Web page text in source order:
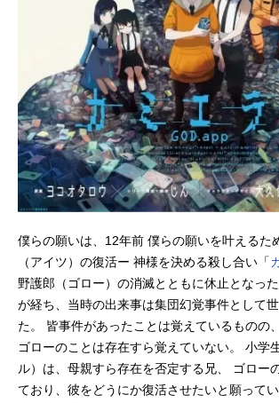
僕らの願いは、12年前 僕らの願いを叶えるた
（アイツ）の復活ー 神様を決める殺し合い「
野護郎（ゴロー）の消滅とともに休止となっ
が経ち、当時の出来事は集団幻覚事件として
た。 皆事件があったことは覚えているものの
ゴローのことは存在すら覚えていない。 小学
ル）は、母親すら存在を否定する兄、 ゴロー
ており、彼をどうにか復活させたいと願って